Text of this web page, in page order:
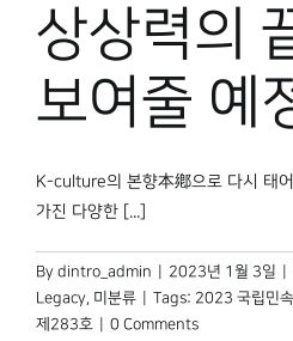
상상력의
보여줄 예
K-culture의 본향本鄕으로 다시 태
가진 다양한 [...]
By dintro_admin 2023년 1월 3일
Legacy, 미분류 Tags: 2023 국립민
제283호
0 Comments